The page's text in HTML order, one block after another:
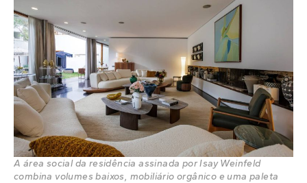
A área social da residência assinada por Isay Weinfeld
combina volumes baixos, mobiliário orgânico e uma paleta